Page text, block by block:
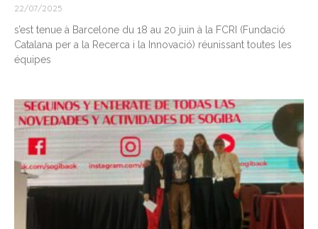
22/07/2025
s’est tenue à Barcelone du 18 au 20 juin à la FCRI (Fundació
Catalana per a la Recerca i la Innovació) réunissant toutes les
équipes